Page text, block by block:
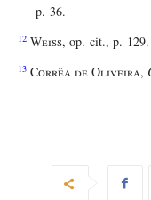
p. 36.
12 Weiss, op. cit., p. 129.
13 Corrêa de Oliveira,